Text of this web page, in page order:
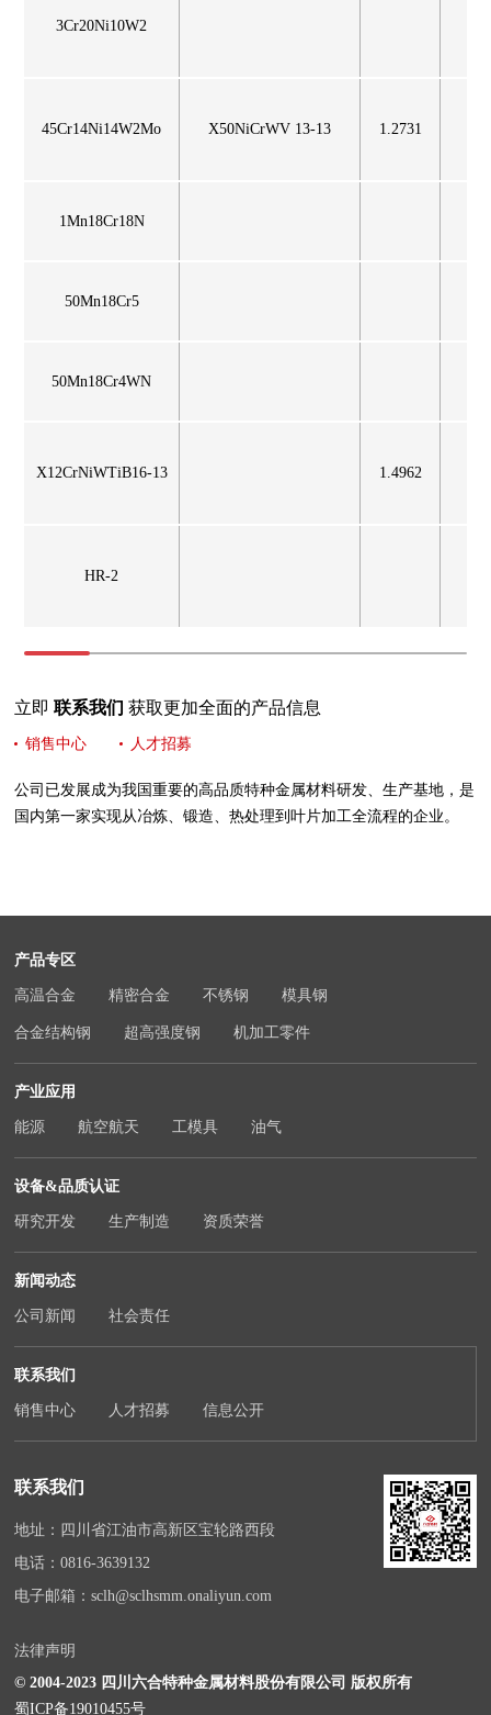
3Cr20Ni10W2
45Cr14Ni14W2Mo X50NiCrWV 13-13 1.2731
1Mn18Cr18N
50Mn18Cr5
50Mn18Cr4WN
X12CrNiWTiB16-13 1.4962
HR-2
立即联系我们 获取更加全面的产品信息
销售中心 人才招募
公司已发展成为我国重要的高品质特种金属材料研发、生产基地，是
国内第一家实现从冶炼、锻造、热处理到叶片加工全流程的企业。
产品专区
高温合金 精密合金 不锈钢 模具钢
合金结构钢 超高强度钢 机加工零件
产业应用
能源 航空航天 工模具 油气
设备&品质认证
研究开发 生产制造 资质荣誉
新闻动态
公司新闻 社会责任
联系我们
销售中心 人才招募 信息公开
联系我们
地址：四川省江油市高新区宝轮路西段
电话：0816-3639132
电子邮箱：sclh@sclhsmm.onaliyun.com
法律声明
© 2004-2023 四川六合特种金属材料股份有限公司 版权所有
蜀ICP备19010455号